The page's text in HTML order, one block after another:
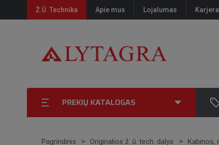
Ž.Ū. Technika Apie mus Lojalumas Karjera
PREKIŲ KATALOGAS
Pagrindinis Originalios ž. ū. tech. dalys Kabinos,